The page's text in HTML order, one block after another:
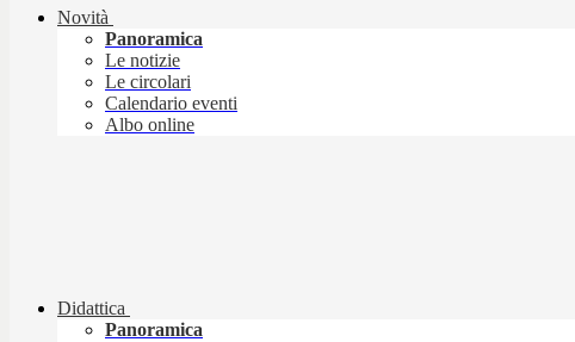
Novità
Panoramica
Le notizie
Le circolari
Calendario eventi
Albo online
Didattica
Panoramica